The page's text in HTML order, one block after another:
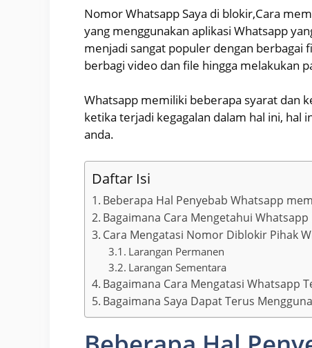
Nomor Whatsapp Saya di blokir,Cara
yang menggunakan aplikasi Whatsapp
menjadi sangat populer dengan
berbagi video dan file hingga melakukan
Whatsapp memiliki beberapa syarat dan
ketika terjadi kegagalan dalam hal ini,
anda.
Daftar Isi
Beberapa Hal Penyebab Whatsapp
Bagaimana Cara Mengetahui
Cara Mengatasi Nomor Diblokir Pihak
Larangan Permanen
Larangan Sementara
Bagaimana Cara Mengatasi Whatsapp
Bagaimana Saya Dapat Terus